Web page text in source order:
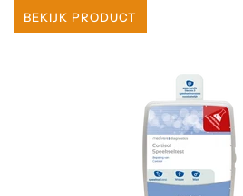
BEKIJK PRODUCT